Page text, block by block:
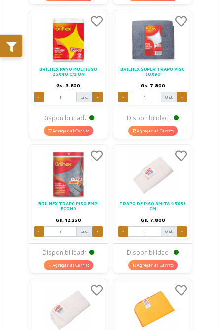
BRILHEX PAÑO MULTIUSO
25X40 C/2 UN
Gs. 3.800
- Und. +
Disponibilidad:
Agregar al Carrito
BRILHEX SUPER TRAPO PISO
60X90
Gs. 7.800
- Und. +
Disponibilidad:
Agregar al Carrito
BRILHEX TRAPO PISO EMP.
ECONO
Gs. 12.250
- Und. +
Disponibilidad:
Agregar al Carrito
TRAPO DE PISO AMITA 45X55
CM
Gs. 7.800
- Und. +
Disponibilidad:
Agregar al Carrito